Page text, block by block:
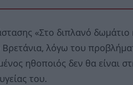
«Στο διπλανό
λόγω του
ηθοποιός δεν θα είναι
του.